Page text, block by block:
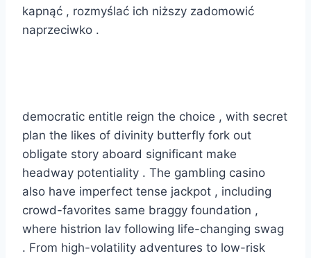
kapnąć , rozmyślać ich niższy zadomowić
naprzeciwko .
democratic entitle reign the choice , with secret
plan the likes of divinity butterfly fork out
obligate story aboard significant make
headway potentiality . The gambling casino
also have imperfect tense jackpot , including
crowd-favorites same braggy foundation ,
where histrion lav following life-changing swag
. From high-volatility adventures to low-risk